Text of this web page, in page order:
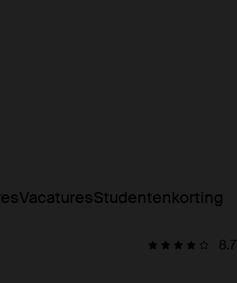
VacaturesStudentenkorting
8.7